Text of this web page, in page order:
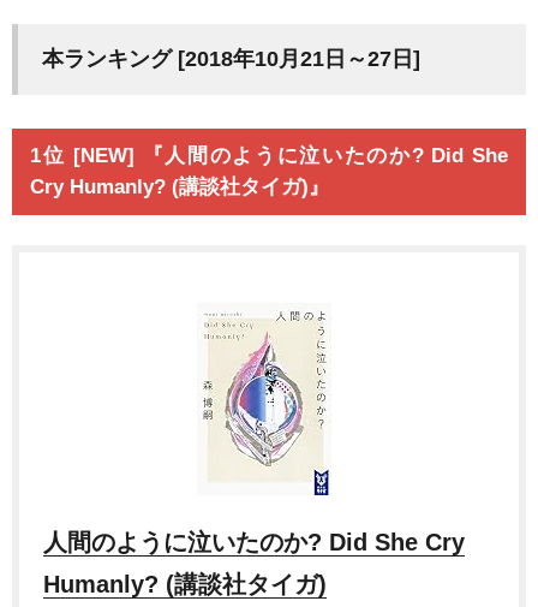
本ランキング [2018年10月21日～27日]
1位 [NEW] 『人間のように泣いたのか? Did She
Cry Humanly? (講談社タイガ)』
人間のように泣いたのか? Did She Cry
Humanly? (講談社タイガ)